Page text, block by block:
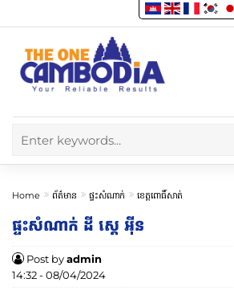
Home ព័ត៌មាន ផ្ទះសំណាក់ ខេត្តពោធិ៍សាត់
ផ្ទះសំណាក់ ដី ស្តេ អ៊ីន
Post byadmin
14:32 - 08/04/2024